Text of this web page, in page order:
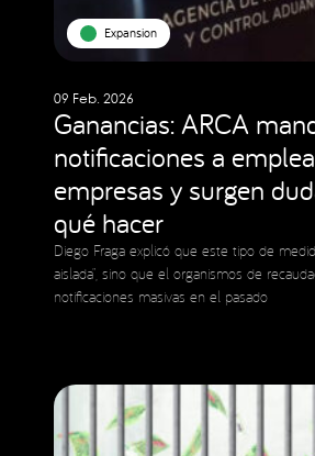
Expansion
09 Feb. 2026
Ganancias: ARCA
notificaciones a
empresas y surgen
qué hacer
Diego Fraga explicó que este tipo de
aislada”, sino que el organismos de
notificaciones masivas en el pasado